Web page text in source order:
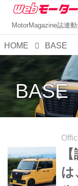
MotorMagazine誌連
HOME BASE
BASE
は